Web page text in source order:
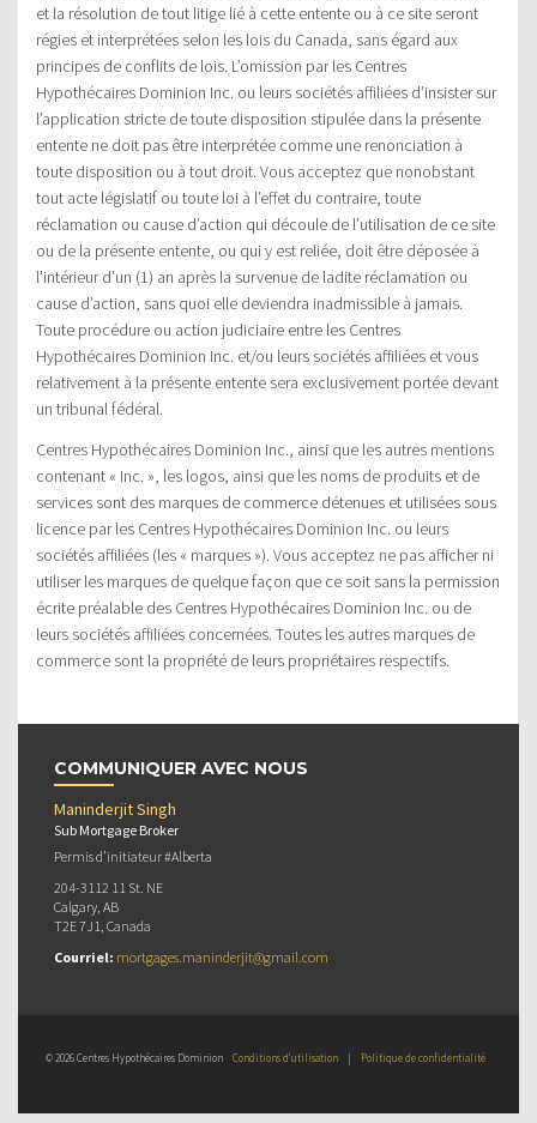
et la résolution de tout litige lié à cette entente ou à ce site seront
régies et interprétées selon les lois du Canada, sans égard aux
principes de conflits de lois. L’omission par les Centres
Hypothécaires Dominion Inc. ou leurs sociétés affiliées d’insister sur
l’application stricte de toute disposition stipulée dans la présente
entente ne doit pas être interprétée comme une renonciation à
toute disposition ou à tout droit. Vous acceptez que nonobstant
tout acte législatif ou toute loi à l’effet du contraire, toute
réclamation ou cause d’action qui découle de l’utilisation de ce site
ou de la présente entente, ou qui y est reliée, doit être déposée à
l’intérieur d’un (1) an après la survenue de ladite réclamation ou
cause d’action, sans quoi elle deviendra inadmissible à jamais.
Toute procédure ou action judiciaire entre les Centres
Hypothécaires Dominion Inc. et/ou leurs sociétés affiliées et vous
relativement à la présente entente sera exclusivement portée devant
un tribunal fédéral.
Centres Hypothécaires Dominion Inc., ainsi que les autres mentions
contenant « Inc. », les logos, ainsi que les noms de produits et de
services sont des marques de commerce détenues et utilisées sous
licence par les Centres Hypothécaires Dominion Inc. ou leurs
sociétés affiliées (les « marques »). Vous acceptez ne pas afficher ni
utiliser les marques de quelque façon que ce soit sans la permission
écrite préalable des Centres Hypothécaires Dominion Inc. ou de
leurs sociétés affiliées concernées. Toutes les autres marques de
commerce sont la propriété de leurs propriétaires respectifs.
COMMUNIQUER AVEC NOUS
Maninderjit Singh
Sub Mortgage Broker
Permis d’initiateur #Alberta
204-3112 11 St. NE
Calgary, AB
T2E 7J1, Canada
Courriel: mortgages.maninderjit@gmail.com
© 2026 Centres Hypothécaires Dominion Conditions d’utilisation | Politique de confidentialité